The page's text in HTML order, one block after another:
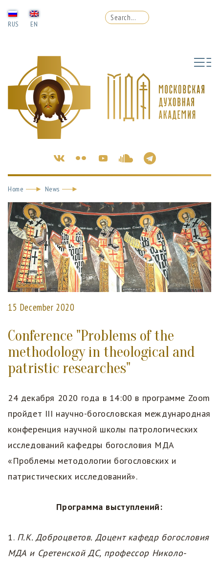
RUS EN
Home News
15 December 2020
Conference "Problems of the
methodology in theological and
patristic researches"
24 декабря 2020 года в 14:00 в программе Zoom
пройдет III научно-богословская международная
конференция научной школы патрологических
исследований кафедры богословия МДА
«Проблемы методологии богословских и
патристических исследований».
Программа выступлений:
1. П.К. Доброцветов. Доцент кафедр богословия
МДА и Сретенской ДС, профессор Николо-